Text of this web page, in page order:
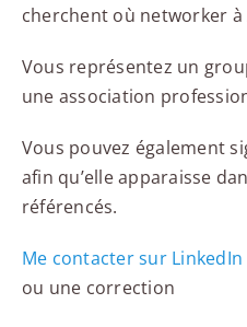
cherchent où networker à
Vous représentez un
une association
Vous pouvez également
afin qu’elle apparaisse
référencés.
Me contacter sur LinkedIn
ou une correction